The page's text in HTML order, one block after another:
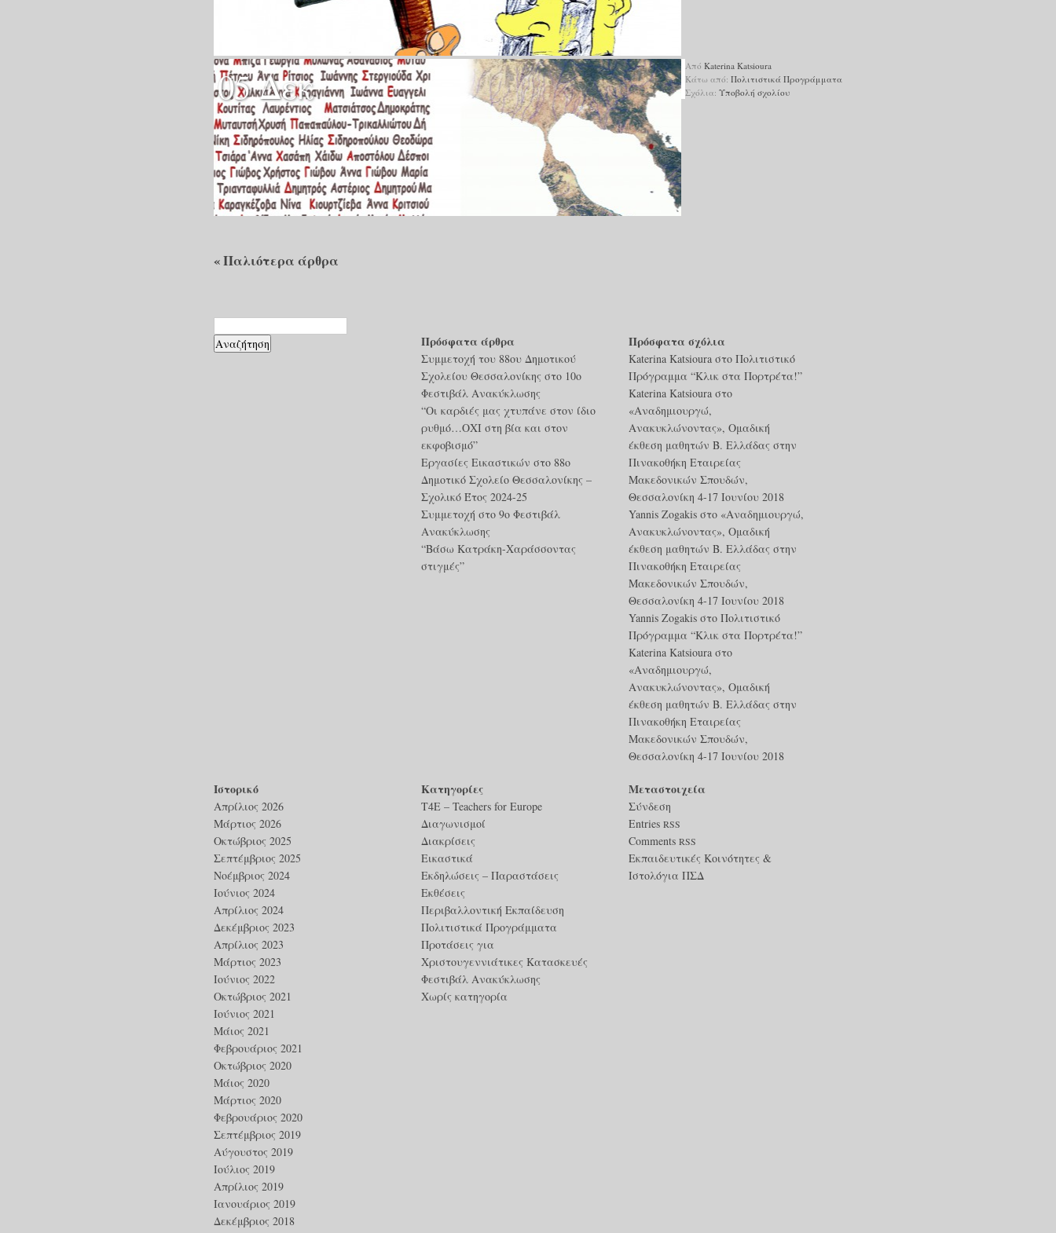
05 Δεκ Από Katerina Katsioura
Κάτω από: Πολιτιστικά Προγράμματα
Σχόλια: Υποβολή σχολίου
«Παλιότερα άρθρα
για:
Πρόσφατα άρθρα
Συμμετοχή του 88ου Δημοτικού
Σχολείου Θεσσαλονίκης στο 10ο
Φεστιβάλ Ανακύκλωσης
“Οι καρδιές μας χτυπάνε στον ίδιο
ρυθμό…ΟΧΙ στη βία και στον
εκφοβισμό”
Εργασίες Εικαστικών στο 88ο
Δημοτικό Σχολείο Θεσσαλονίκης –
Σχολικό Έτος 2024-25
Συμμετοχή στο 9ο Φεστιβάλ
Ανακύκλωσης
“Βάσω Κατράκη-Χαράσσοντας
στιγμές”
Πρόσφατα σχόλια
Katerina Katsioura στο Πολιτιστικό
Πρόγραμμα “Κλικ στα Πορτρέτα!”
Katerina Katsioura στο
«Αναδημιουργώ,
Ανακυκλώνοντας», Ομαδική
έκθεση μαθητών Β. Ελλάδας στην
Πινακοθήκη Εταιρείας
Μακεδονικών Σπουδών,
Θεσσαλονίκη 4-17 Ιουνίου 2018
Yannis Zogakis στο «Αναδημιουργώ,
Ανακυκλώνοντας», Ομαδική
έκθεση μαθητών Β. Ελλάδας στην
Πινακοθήκη Εταιρείας
Μακεδονικών Σπουδών,
Θεσσαλονίκη 4-17 Ιουνίου 2018
Yannis Zogakis στο Πολιτιστικό
Πρόγραμμα “Κλικ στα Πορτρέτα!”
Katerina Katsioura στο
«Αναδημιουργώ,
Ανακυκλώνοντας», Ομαδική
έκθεση μαθητών Β. Ελλάδας στην
Πινακοθήκη Εταιρείας
Μακεδονικών Σπουδών,
Θεσσαλονίκη 4-17 Ιουνίου 2018
Ιστορικό
Απρίλιος 2026
Μάρτιος 2026
Οκτώβριος 2025
Σεπτέμβριος 2025
Νοέμβριος 2024
Ιούνιος 2024
Απρίλιος 2024
Δεκέμβριος 2023
Απρίλιος 2023
Μάρτιος 2023
Ιούνιος 2022
Οκτώβριος 2021
Ιούνιος 2021
Μάιος 2021
Φεβρουάριος 2021
Οκτώβριος 2020
Μάιος 2020
Μάρτιος 2020
Φεβρουάριος 2020
Σεπτέμβριος 2019
Αύγουστος 2019
Ιούλιος 2019
Απρίλιος 2019
Ιανουάριος 2019
Δεκέμβριος 2018
Kατηγορίες
T4E – Teachers for Europe
Διαγωνισμοί
Διακρίσεις
Εικαστικά
Εκδηλώσεις – Παραστάσεις
Εκθέσεις
Περιβαλλοντική Εκπαίδευση
Πολιτιστικά Προγράμματα
Προτάσεις για
Χριστουγεννιάτικες Κατασκευές
Φεστιβάλ Ανακύκλωσης
Χωρίς κατηγορία
Μεταστοιχεία
Σύνδεση
Entries RSS
Comments RSS
Εκπαιδευτικές Κοινότητες &
Ιστολόγια ΠΣΔ